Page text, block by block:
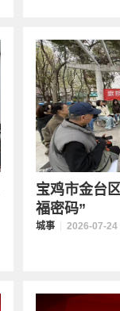
宝鸡市金台
福密码”
城事 2026-07-24